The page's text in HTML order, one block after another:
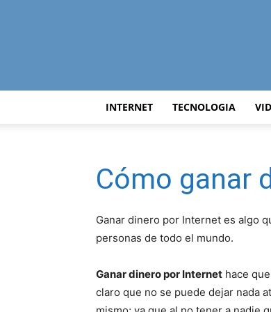
INTERNET TECNOLOGIA
Cómo ganar
Ganar dinero por Internet es algo
personas de todo el mundo.
Ganar dinero por Internet hace
claro que no se puede dejar nada